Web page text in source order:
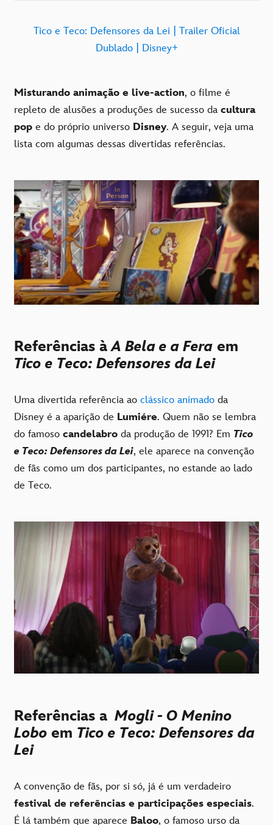
Tico e Teco: Defensores da Lei | Trailer Oficial
Dublado | Disney+
Misturando animação e live-action, o filme é
repleto de alusões a produções de sucesso da cultura
pop e do próprio universo Disney. A seguir, veja uma
lista com algumas dessas divertidas referências.
Referências àA Bela e a Fera em
Tico e Teco: Defensores da Lei
Uma divertida referência ao clássico animado da
Disney é a aparição de Lumiére. Quem não se lembra
do famoso candelabro da produção de 1991? Em Tico
e Teco: Defensores da Lei, ele aparece na convenção
de fãs como um dos participantes, no estande ao lado
de Teco.
Referências a Mogli - O Menino
Lobo em Tico e Teco: Defensores da
Lei
A convenção de fãs, por si só, já é um verdadeiro
festival de referências e participações especiais.
É lá também que aparece Baloo, o famoso urso da